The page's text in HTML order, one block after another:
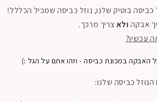
בוטיק שלנו, נוזל כביסה שמכיל הכללל!
אבקהולאצריך מרכך.
עכשיו?
האבקה במכונת כביסה - וזהו אתם על הגל :)
כביסה שלנו: